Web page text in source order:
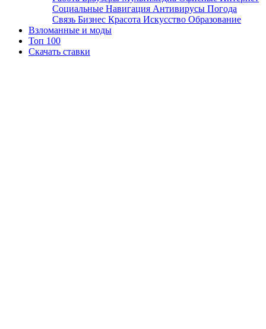
Социальные Навигация Антивирусы Погода
Связь Бизнес Красота Искусство Образование
Взломанные и моды
Топ 100
Скачать ставки